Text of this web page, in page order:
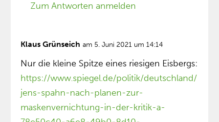
Zum Antworten anmelden
Klaus Grünseich am 5. Juni 2021 um 14:14
Nur die kleine Spitze eines riesigen Eisbergs:
https://www.spiegel.de/politik/deutschland/
jens-spahn-nach-planen-zur-
maskenvernichtung-in-der-kritik-a-